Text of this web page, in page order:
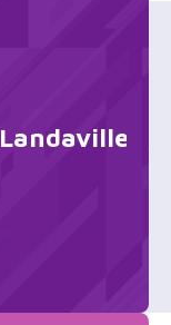
Landaville